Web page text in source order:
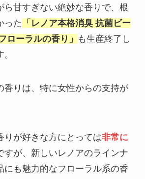
ら甘すぎない絶妙な香りで、根
った 「レノア本格消臭 抗菌ビー
ローラルの香り」
も生産終了し
香りは、特に女性からの支持が
りが好きな方にとっては非常に
すが、新しいレノアのラインナ
にも魅力的なフローラル系の香